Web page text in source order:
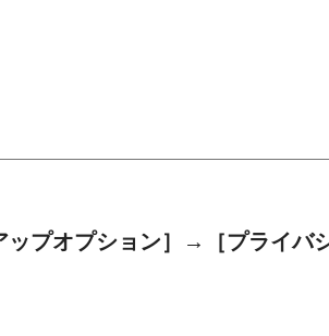
ップオプション］ →
［プライバ